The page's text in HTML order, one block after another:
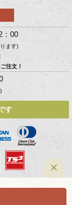
：00
ます)
注文！
す